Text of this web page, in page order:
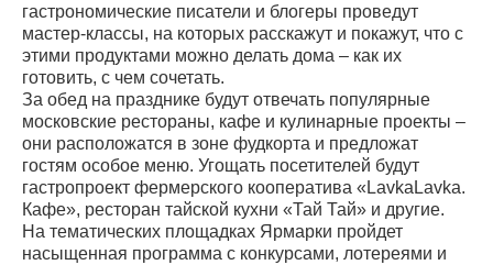
гастрономические писатели и блогеры проведут
мастер-классы, на которых расскажут и покажут, что с
этими продуктами можно делать дома – как их
готовить, с чем сочетать.
За обед на празднике будут отвечать популярные
московские рестораны, кафе и кулинарные проекты –
они расположатся в зоне фудкорта и предложат
гостям особое меню. Угощать посетителей будут
гастропроект фермерского кооператива «LavkaLavka.
Кафе», ресторан тайской кухни «Тай Тай» и другие.
На тематических площадках Ярмарки пройдет
насыщенная программа с конкурсами, лотереями и